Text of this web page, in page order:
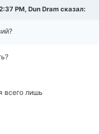
PM, Dun Dram сказал:
всего лишь